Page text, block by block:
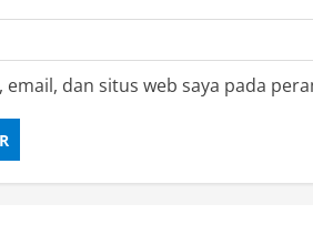
email, dan situs web saya pada